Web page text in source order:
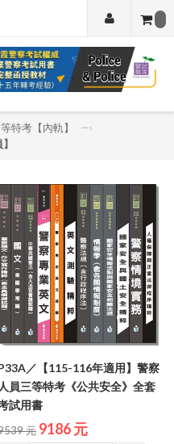
特考【內軌】
—›
／【115-116年適用】警察
人員三等特考《公共安全》全套
試用書
元 9186 元